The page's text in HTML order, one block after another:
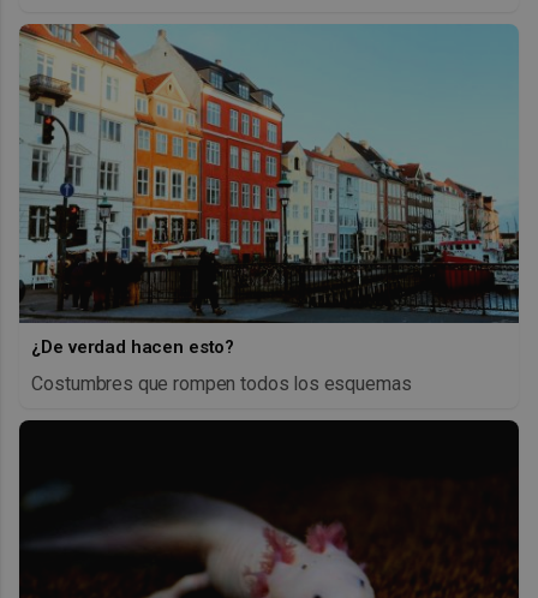
¿De verdad hacen esto?
Costumbres que rompen todos los esquemas